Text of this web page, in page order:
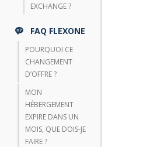
EXCHANGE ?
FAQ FLEXONE
POURQUOI CE
CHANGEMENT
D’OFFRE ?
MON
HÉBERGEMENT
EXPIRE DANS UN
MOIS, QUE DOIS-JE
FAIRE ?